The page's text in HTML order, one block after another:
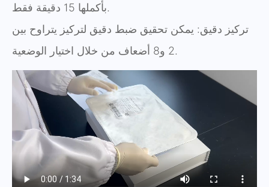
بأكملها 15 دقيقة فقط.
تركيز دقيق: يمكن تحقيق ضبط دقيق لتركيز يتراوح بين
2 و8 أضعاف من خلال اختيار الوضعية.